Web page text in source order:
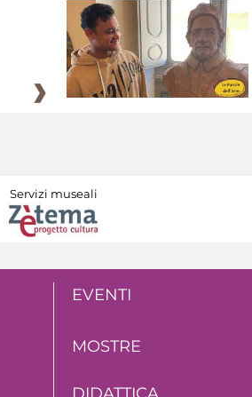
Servizi museali
EVENTI
MOSTRE